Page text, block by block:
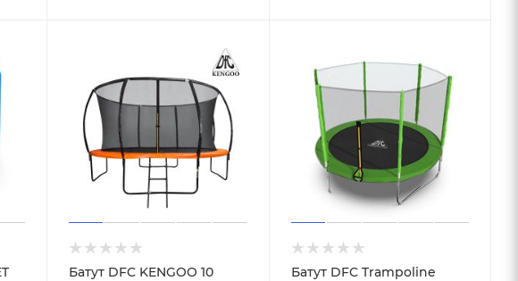
Батут DFC KENGOO 10
Батут DFC Trampoline